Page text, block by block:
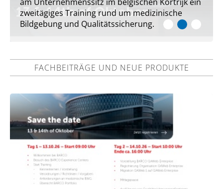
Ein Bericht über das Sommersymposium in
Mainz von Sectra und contextflow
FACHBEITRÄGE UND NEUE PRODUKTE